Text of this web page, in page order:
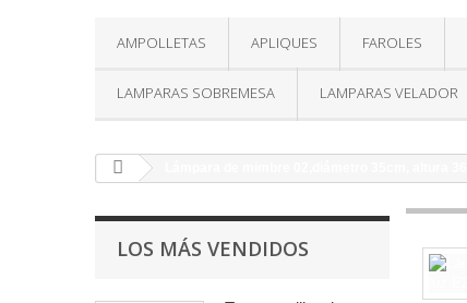
AMPOLLETAS APLIQUES FAROLES
LAMPARAS SOBREMESA LAMPARAS VELADOR
LOS MÁS VENDIDOS